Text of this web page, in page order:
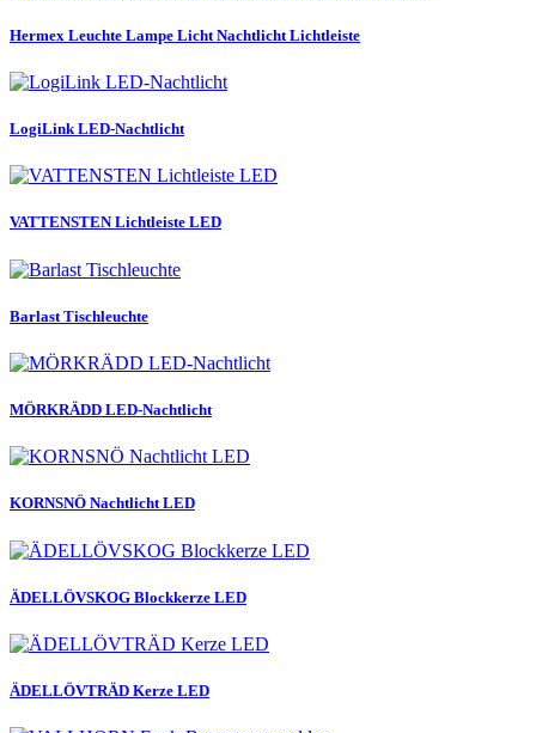
Hermex Leuchte Lampe Licht Nachtlicht Lichtleiste
LogiLink LED-Nachtlicht
VATTENSTEN Lichtleiste LED
Barlast Tischleuchte
MÖRKRÄDD LED-Nachtlicht
KORNSNÖ Nachtlicht LED
ÄDELLÖVSKOG Blockkerze LED
ÄDELLÖVTRÄD Kerze LED